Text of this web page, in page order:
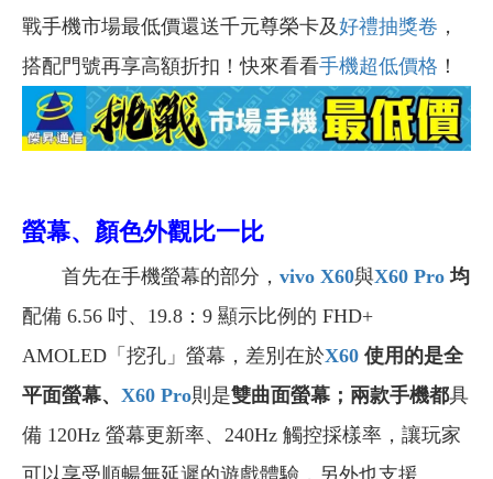
戰手機市場最低價還送千元尊榮卡及好禮抽獎卷 ，
搭配門號再享高額折扣！快來看看手機超低價格 ！
螢幕、顏色外觀比一比
首先在手機螢幕的部分， vivo X60與X60 Pro 均
配備 6.56 吋、19.8：9 顯示比例的 FHD+
AMOLED「挖孔」螢幕，差別在於X60 使用的是全
平面螢幕、 X60 Pro則是雙曲面螢幕；兩款手機都具
備 120Hz 螢幕更新率、240Hz 觸控採樣率，讓玩家
可以享受順暢無延遲的遊戲體驗，另外也支援